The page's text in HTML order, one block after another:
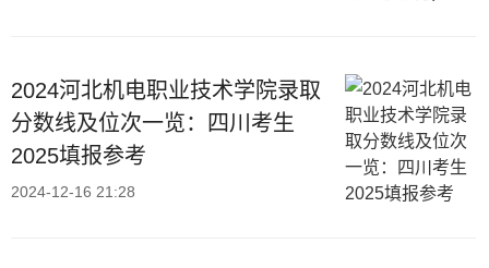
2024河北机电职业技术学院录取
分数线及位次一览：四川考生
2025填报参考
2024-12-16 21:28